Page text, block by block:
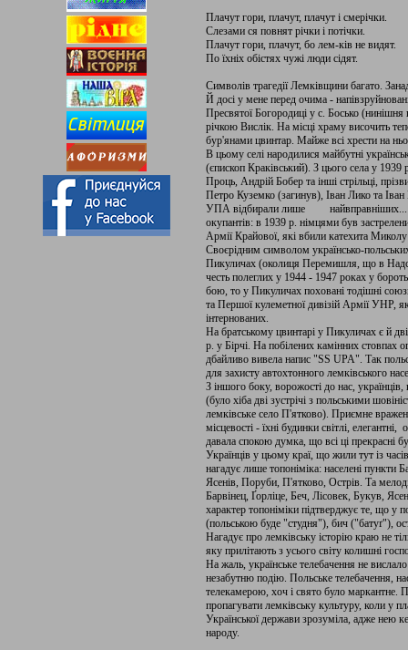
Плачут гори, плачут, плачут і смерічки.
Слезами ся повнят річки і потічки.
Плачут гори, плачут, бо лем-ків не видят.
По їхніх обістях чужі люди сідят.
Символів трагедії Лемківщини багато.
Й досі у мене перед очима -
Пресвятої Богородиці у с. Босько (нинішня
річкою Вислік. На місці храму височить
бур'янами цвинтар. Майже всі хрести на
В цьому селі народилися майбутні
(єпископ Краківський). З цього села у
Проць, Андрій Бобер та інші стрільці,
Петро Куземко (загинув), Іван Лико та
УПА відбирали лише найвправніших...
окупантів: в 1939 р. німцями був
Армії Крайової, які вбили катехита
Своєрідним символом українсько-
Пикуличах (околиця Перемишля, що в
честь полеглих у 1944 - 1947 роках у
бою, то у Пикуличах поховані тодішні
та Першої кулеметної дивізій Армії УНР,
інтернованих.
На братському цвинтарі у Пикуличах є й
р. у Бірчі. На побілених камінних стовпах
дбайливо вивела напис "SS UPA". Так
для захисту автохтонного лемківського
З іншого боку, ворожості до нас,
(було хіба дві зустрічі з польськими
лемківське село П'ятково). Приємне
місцевості - їхні будинки світлі,
давала спокою думка, що всі ці прекрасні
Українців у цьому краї, що жили тут із
нагадує лише топоніміка: населені
Ясенів, Поруби, П'ятково, Острів. Та
Барвінец, Ґорліце, Беч, Лісовек, Букув,
характер топоніміки підтверджує те, що у
(польською буде "студня"), бич ("батуґ"),
Нагадує про лемківську історію краю не
яку прилітають з усього світу колишні
На жаль, українське телебачення не
незабутню подію. Польське телебачення,
телекамерою, хоч і свято було маркантне.
пропагувати лемківську культуру, коли у
Української держави зрозуміла, адже нею
народу.